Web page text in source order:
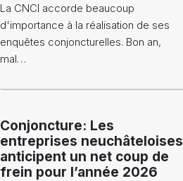
La CNCI accorde beaucoup
d'importance à la réalisation de ses
enquêtes conjoncturelles. Bon an,
mal…
Conjoncture: Les
entreprises neuchâteloises
anticipent un net coup de
frein pour l’année 2026